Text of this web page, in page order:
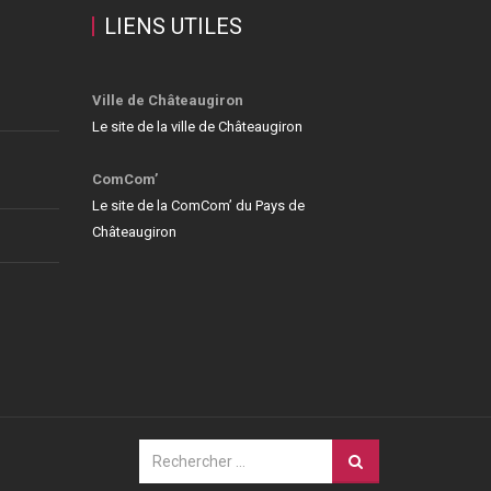
LIENS UTILES
Ville de Châteaugiron
Le site de la ville de Châteaugiron
ComCom’
Le site de la ComCom’ du Pays de
Châteaugiron